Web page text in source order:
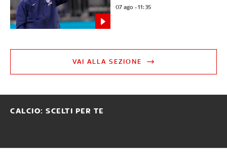
07 ago - 11:35
VAI ALLA SEZIONE
CALCIO: SCELTI PER TE